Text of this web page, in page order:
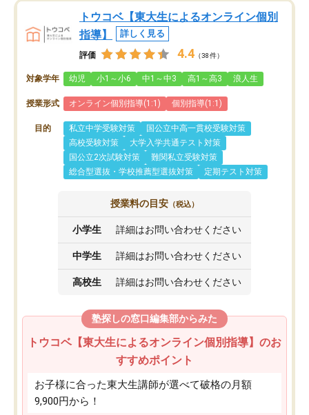
トウコベ【東大生によるオンライン個別
指導】
詳しく見る
評価 4.4 （38件）
対象学年 幼児 小1～小6 中1～中3 高1～高3 浪人生
授業形式 オンライン個別指導(1:1) 個別指導(1:1)
目的 私立中学受験対策
国公立中高一貫校受験対策
高校受験対策
大学入学共通テスト対策
国公立2次試験対策
難関私立受験対策
総合型選抜・学校推薦型選抜対策
定期テスト対策
授業料の目安 （税込）
小学生 詳細はお問い合わせください
中学生 詳細はお問い合わせください
高校生 詳細はお問い合わせください
塾探しの窓口編集部からみた
トウコベ【東大生によるオンライン個別指導】のお
すすめポイント
お子様に合った東大生講師が選べて破格の月額
9,900円から！